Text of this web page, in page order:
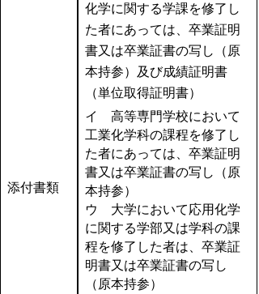
添付書類
化学に関する学課を修了し
た者にあっては、卒業証明
書又は卒業証書の写し（原
本持参）及び成績証明書
（単位取得証明書）
イ 高等専門学校において
工業化学科の課程を修了し
た者にあっては、卒業証明
書又は卒業証書の写し（原
本持参）
ウ 大学において応用化学
に関する学部又は学科の課
程を修了した者は、卒業証
明書又は卒業証書の写し
（原本持参）